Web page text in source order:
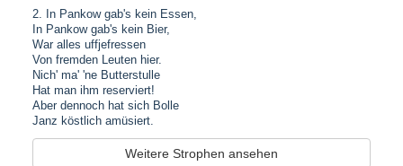
2. In Pankow gab's kein Essen,
In Pankow gab's kein Bier,
War alles uffjefressen
Von fremden Leuten hier.
Nich' ma' 'ne Butterstulle
Hat man ihm reserviert!
Aber dennoch hat sich Bolle
Janz köstlich amüsiert.
Weitere Strophen ansehen